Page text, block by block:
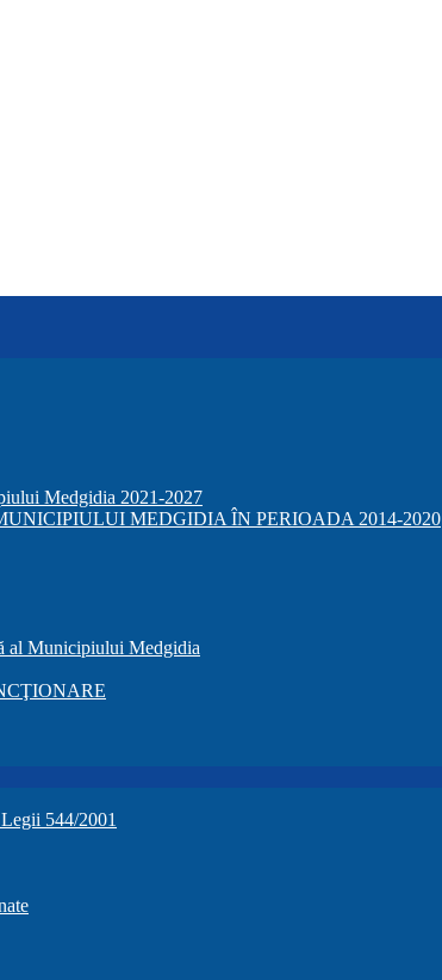
Medgidia 2021-2027
MEDGIDIA ÎN PERIOADA 2014-2020
al Municipiului Medgidia
544/2001